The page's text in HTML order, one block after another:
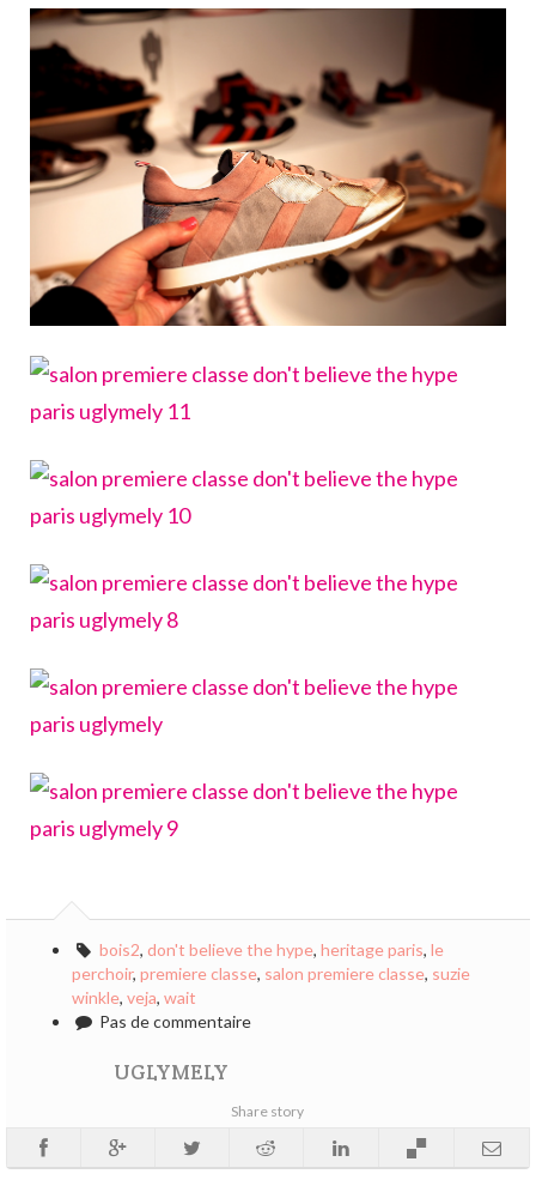
bois2, don't believe the hype, heritage paris, le
perchoir, premiere classe, salon premiere classe, suzie
winkle, veja, wait
Pas de commentaire
UGLYMELY
Share story